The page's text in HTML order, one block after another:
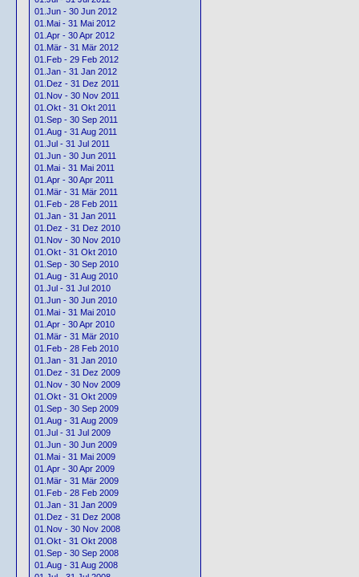
01.Jun - 30 Jun 2012
01.Mai - 31 Mai 2012
01.Apr - 30 Apr 2012
01.Mär - 31 Mär 2012
01.Feb - 29 Feb 2012
01.Jan - 31 Jan 2012
01.Dez - 31 Dez 2011
01.Nov - 30 Nov 2011
01.Okt - 31 Okt 2011
01.Sep - 30 Sep 2011
01.Aug - 31 Aug 2011
01.Jul - 31 Jul 2011
01.Jun - 30 Jun 2011
01.Mai - 31 Mai 2011
01.Apr - 30 Apr 2011
01.Mär - 31 Mär 2011
01.Feb - 28 Feb 2011
01.Jan - 31 Jan 2011
01.Dez - 31 Dez 2010
01.Nov - 30 Nov 2010
01.Okt - 31 Okt 2010
01.Sep - 30 Sep 2010
01.Aug - 31 Aug 2010
01.Jul - 31 Jul 2010
01.Jun - 30 Jun 2010
01.Mai - 31 Mai 2010
01.Apr - 30 Apr 2010
01.Mär - 31 Mär 2010
01.Feb - 28 Feb 2010
01.Jan - 31 Jan 2010
01.Dez - 31 Dez 2009
01.Nov - 30 Nov 2009
01.Okt - 31 Okt 2009
01.Sep - 30 Sep 2009
01.Aug - 31 Aug 2009
01.Jul - 31 Jul 2009
01.Jun - 30 Jun 2009
01.Mai - 31 Mai 2009
01.Apr - 30 Apr 2009
01.Mär - 31 Mär 2009
01.Feb - 28 Feb 2009
01.Jan - 31 Jan 2009
01.Dez - 31 Dez 2008
01.Nov - 30 Nov 2008
01.Okt - 31 Okt 2008
01.Sep - 30 Sep 2008
01.Aug - 31 Aug 2008